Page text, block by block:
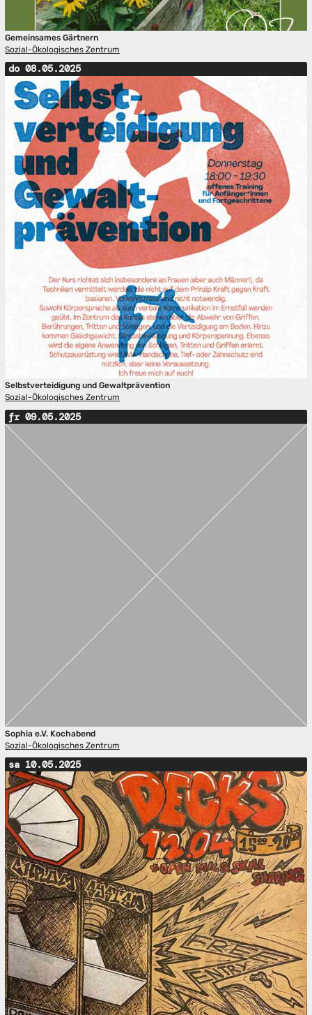
Gemeinsames Gärtnern
Sozial-Ökologisches Zentrum
do 08.05.2025
Selbstverteidigung und Gewaltprävention
Sozial-Ökologisches Zentrum
fr 09.05.2025
Sophia e.V. Kochabend
Sozial-Ökologisches Zentrum
sa 10.05.2025